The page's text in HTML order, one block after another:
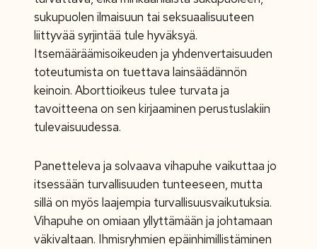
sukupuolen ilmaisuun tai seksuaalisuuteen
liittyvää syrjintää tule hyväksyä.
Itsemääräämisoikeuden ja yhdenvertaisuuden
toteutumista on tuettava lainsäädännön
keinoin. Aborttioikeus tulee turvata ja
tavoitteena on sen kirjaaminen perustuslakiin
tulevaisuudessa.
Panetteleva ja solvaava vihapuhe vaikuttaa jo
itsessään turvallisuuden tunteeseen, mutta
sillä on myös laajempia turvallisuusvaikutuksia.
Vihapuhe on omiaan yllyttämään ja johtamaan
väkivaltaan. Ihmisryhmien epäinhimillistäminen